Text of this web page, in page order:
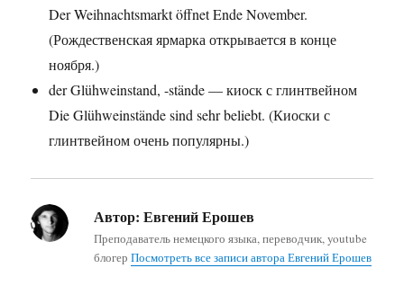
Der Weihnachtsmarkt öffnet Ende November.
(Рождественская ярмарка открывается в конце
ноября.)
der Glühweinstand, -stände — киоск с глинтвейном
Die Glühweinstände sind sehr beliebt. (Киоски с
глинтвейном очень популярны.)
Автор: Евгений Ерошев
Преподаватель немецкого языка, переводчик, youtube
блогерПосмотреть все записи автора Евгений Ерошев